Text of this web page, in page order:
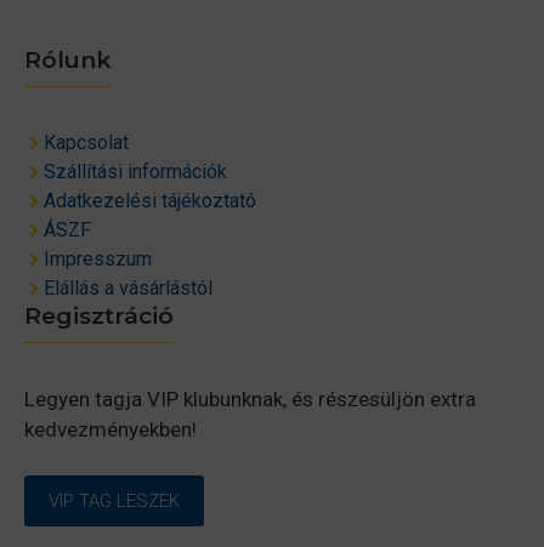
Rólunk
Kapcsolat
Szállítási információk
Adatkezelési tájékoztató
ÁSZF
Impresszum
Elállás a vásárlástól
Regisztráció
Legyen tagja VIP klubunknak, és részesüljön extra
kedvezményekben!
VIP TAG LESZEK